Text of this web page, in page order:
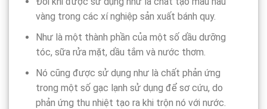
vàng trong các xí nghiệp sản xuất bánh quy.
Như là một thành phần của một số dầu dưỡng
tóc, sữa rửa mặt, dầu tắm và nước thơm.
Nó cũng được sử dụng như là chất phản ứng
trong một số gạc lạnh sử dụng để sơ cứu, do
phản ứng thu nhiệt tạo ra khi trộn nó với nước.